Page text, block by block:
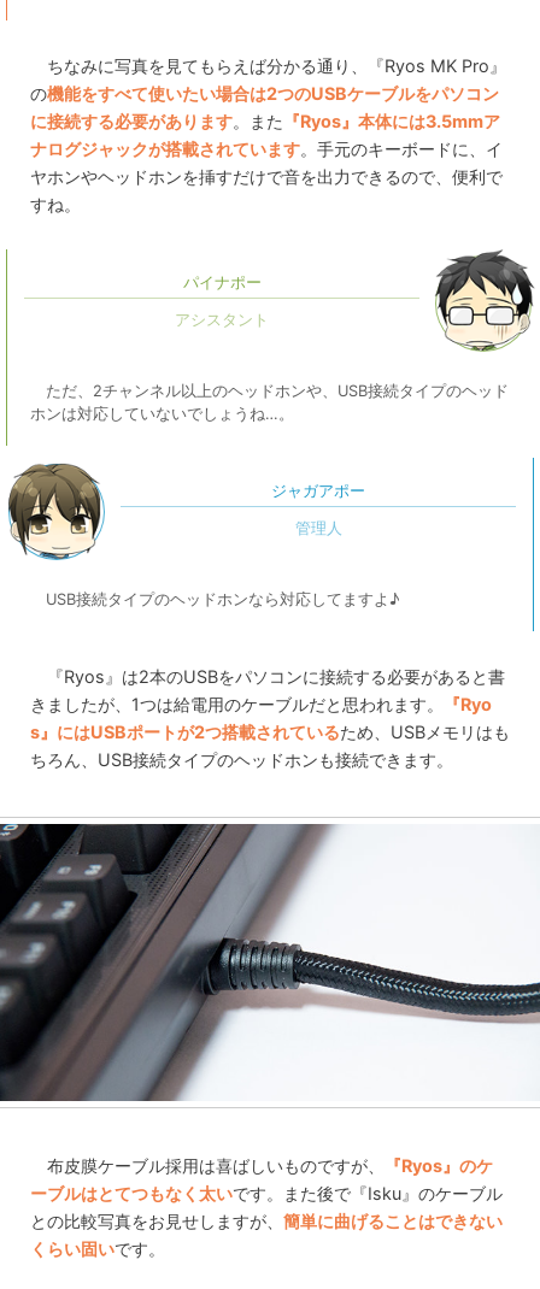
ちなみに写真を見てもらえば分かる通り、『Ryos MK Pro』
の機能をすべて使いたい場合は2つのUSBケーブルをパソコン
に接続する必要があります。また 『Ryos』本体には3.5mmア
ナログジャックが搭載されています。手元のキーボードに、イ
ヤホンやヘッドホンを挿すだけで音を出力できるので、便利で
すね。
パイナポー
ただ、2チャンネル以上のヘッドホンや、USB接続タイプのヘッド
ホンは対応していないでしょうね…。
ジャガアポー
USB接続タイプのヘッドホンなら対応してますよ♪
『Ryos』は2本のUSBをパソコンに接続する必要があると書
きましたが、1つは給電用のケーブルだと思われます。
『Ryo
s』にはUSBポートが2つ搭載されているため、USBメモリはも
ちろん、USB接続タイプのヘッドホンも接続できます。
布皮膜ケーブル採用は喜ばしいものですが、
『Ryos』のケ
ーブルはとてつもなく太いです。また後で『Isku』のケーブル
との比較写真をお見せしますが、 簡単に曲げることはできない
くらい固いです。